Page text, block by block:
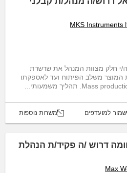
MKS Instruments
י חלק מצוות המנהל את שרשרת
המוצר משלב הפיתוח ועד לאספקתו
שמור למועדפים משרות נוספות
דרוש /ה פקיד/ת הנהלת
Max